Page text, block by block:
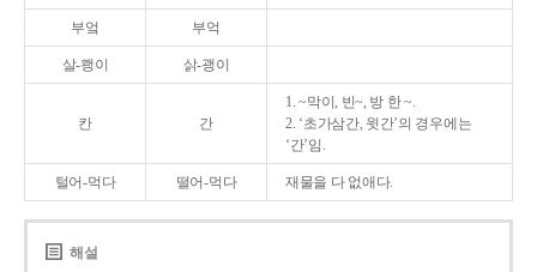
부엌 부억
살-쾡이 삵-괭이
칸 간
1. ~막이, 빈~, 방 한 ~.
2. ‘초가삼간, 윗간’의 경우에는
‘간’임.
털어-먹다 떨어-먹다 재물을 다 없애다.
해설